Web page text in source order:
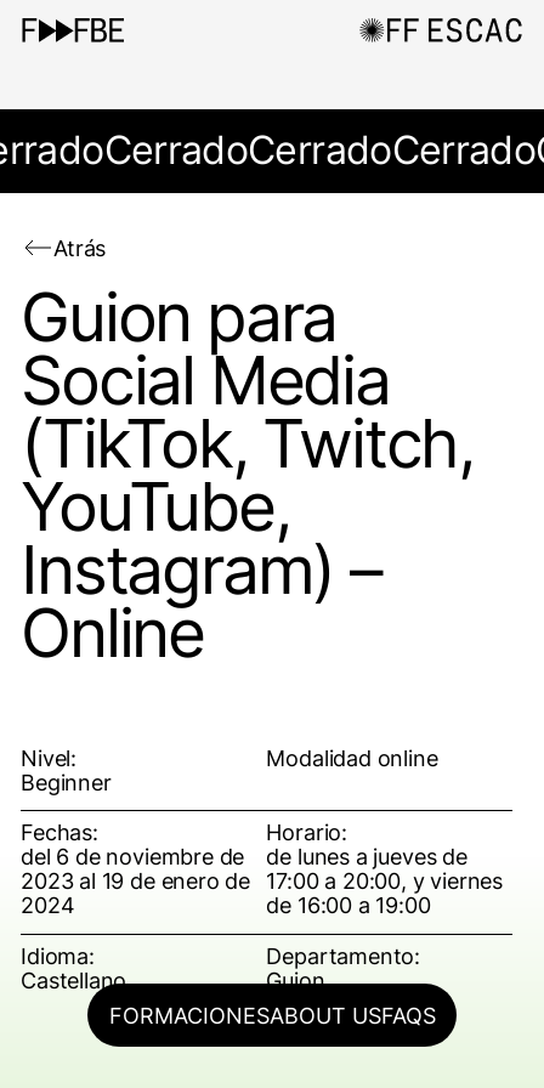
FORMACIONESABOUT USFAQS
CerradoCerradoCerrado
Atrás
Guion para
Social Media
(TikTok, Twitch,
YouTube,
Instagram) –
Online
Nivel:
Beginner
Modalidad online
Fechas:
del 6 de noviembre de
2023 al 19 de enero de
2024
Horario:
de lunes a jueves de
17:00 a 20:00, y viernes
de 16:00 a 19:00
Idioma:
Castellano
Departamento:
Guion